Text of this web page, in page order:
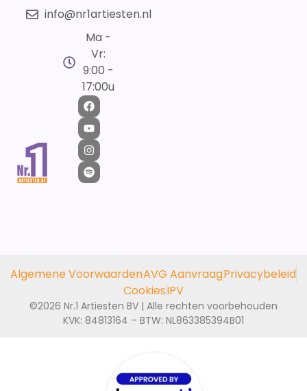
info@nr1artiesten.nl
Ma -
Vr:
9:00 -
17:00u
Algemene VoorwaardenAVG AanvraagPrivacybeleid
CookiesIPV
©2026 Nr.1 Artiesten BV | Alle rechten voorbehouden
KVK: 84813164 – BTW: NL863385394B01